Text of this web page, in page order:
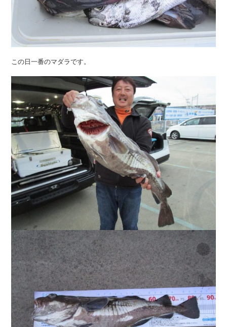
この日一番のマダラです。